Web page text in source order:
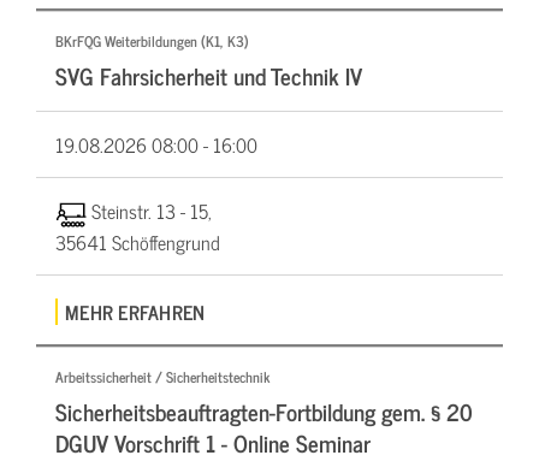
BKrFQG Weiterbildungen (K1, K3)
SVG Fahrsicherheit und Technik IV
19.08.202608:00 - 16:00
Steinstr. 13 - 15,
35641 Schöffengrund
MEHR ERFAHREN
Arbeitssicherheit / Sicherheitstechnik
Sicherheitsbeauftragten-Fortbildung gem. § 20
DGUV Vorschrift 1 - Online Seminar